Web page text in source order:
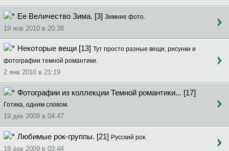
Ее Величество Зима. [3] Зимние фото.
19 янв 2010 в 20:38
Некоторые вещи [13] Тут просто разные вещи, рисунки и
фотографии темной романтики.
2 янв 2010 в 21:19
Фотографии из коллекции Темной романтики... [17]
Готика, одним словом.
19 дек 2009 в 04:47
Любимые рок-группы. [21] Русский рок.
19 дек 2009 в 03:44